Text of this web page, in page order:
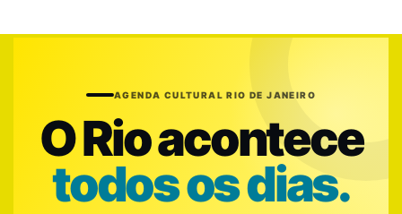
AGENDA CULTURAL RIO DE JANEIRO
O Rio acontece
todos os dias.